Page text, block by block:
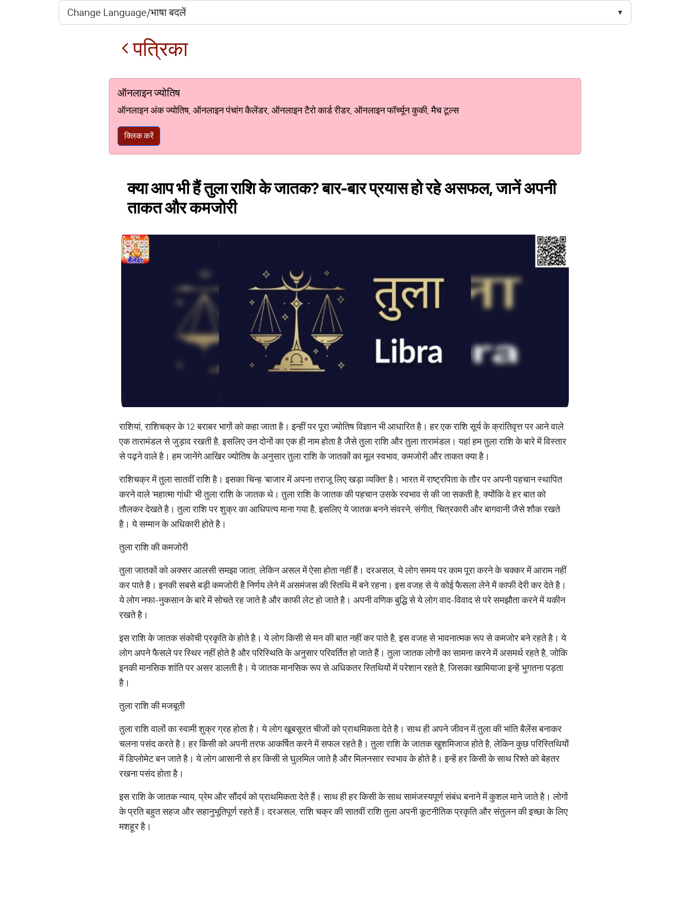
पत्रिका
ऑनलाइन ज्योतिष
ऑनलाइन अंक ज्योतिष, ऑनलाइन पंचांग कैलेंडर, ऑनलाइन टैरो कार्ड रीडर, ऑनलाइन फॉर्च्यून कुकी, मैच टूल्स
क्लिक करें
क्या आप भी हैं तुला राशि के जातक? बार-बार प्रयास हो रहे असफल, जानें अपनी
ताकत और कमजोरी
राशियां, राशिचक्र के 12 बराबर भागों को कहा जाता है। इन्हीं पर पूरा ज्योतिष विज्ञान भी आधारित है। हर एक राशि सूर्य के क्रांतिवृत्त पर आने वाले
एक तारामंडल से जुड़ाव रखती है, इसलिए उन दोनों का एक ही नाम होता है जैसे तुला राशि और तुला तारामंडल। यहां हम तुला राशि के बारे में विस्तार
से पढ़ने वाले है। हम जानेंगे आखिर ज्योतिष के अनुसार तुला राशि के जातकों का मूल स्वभाव, कमजोरी और ताकत क्या है।
राशिचक्र में तुला सातवीं राशि है। इसका चिन्ह 'बाजार में अपना तराजू लिए खड़ा व्‍यक्ति' है। भारत में राष्ट्रपिता के तौर पर अपनी पहचान स्थापित
करने वाले 'महात्‍मा गांधी' भी तुला राशि के जातक थे। तुला राशि के जातक की पहचान उसके स्वभाव से की जा सकती है, क्योंकि वे हर बात को
तौलकर देखते है। तुला राशि पर शुक्र का आधिपत्‍य माना गया है, इसलिए ये जातक बनने संवरने, संगीत, चित्रकारी और बागवानी जैसे शौक रखते
है। ये सम्मान के अधिकारी होते है।
तुला राशि की कमजोरी
तुला जातकों को अक्सर आलसी समझा जाता, लेकिन असल में ऐसा होता नहीं हैं। दरअसल, ये लोग समय पर काम पूरा करने के चक्कर में आराम नहीं
कर पाते है। इनकी सबसे बड़ी कमजोरी है निर्णय लेने में असमंजस की स्तिथि में बने रहना। इस वजह से ये कोई फैसला लेने में काफी देरी कर देते है।
ये लोग नफा-नुकसान के बारे में सोचते रह जाते है और काफी लेट हो जाते है। अपनी वणिक बुद्धि से ये लोग वाद-विवाद से परे समझौता करने में यकीन
रखते है।
इस राशि के जातक संकोची प्रकृति के होते है। ये लोग किसी से मन की बात नहीं कर पाते है, इस वजह से भावनात्मक रूप से कमजोर बने रहते है। ये
लोग अपने फैसले पर स्थिर नहीं होते है और परिस्थिति के अनुसार परिवर्तित हो जाते हैं। तुला जातक लोगों का सामना करने में असमर्थ रहते है, जोकि
इनकी मानसिक शांति पर असर डालती है। ये जातक मानसिक रूप से अधिकतर स्तिथियों में परेशान रहते है, जिसका खामियाजा इन्हें भुगतना पड़ता
है।
तुला राशि की मजबूती
तुला राशि वालों का स्वामी शुक्र ग्रह होता है। ये लोग खूबसूरत चीजों को प्राथमिकता देते है। साथ ही अपने जीवन में तुला की भांति बैलेंस बनाकर
चलना पसंद करते है। हर किसी को अपनी तरफ आकर्षित करने में सफल रहते है। तुला राशि के जातक खुशमिजाज होते है, लेकिन कुछ परिस्तिथियों
में डिप्लोमेट बन जाते है। ये लोग आसानी से हर किसी से घुलमिल जाते है और मिलनसार स्वभाव के होते है। इन्हें हर किसी के साथ रिश्ते को बेहतर
रखना पसंद होता है।
इस राशि के जातक न्याय, प्रेम और सौंदर्य को प्राथमिकता देते हैं। साथ ही हर किसी के साथ सामंजस्यपूर्ण संबंध बनाने में कुशल माने जाते है। लोगों
के प्रति बहुत सहज और सहानुभूतिपूर्ण रहते हैं। दरअसल, राशि चक्र की सातवीं राशि तुला अपनी कूटनीतिक प्रकृति और संतुलन की इच्छा के लिए
मशहूर है।